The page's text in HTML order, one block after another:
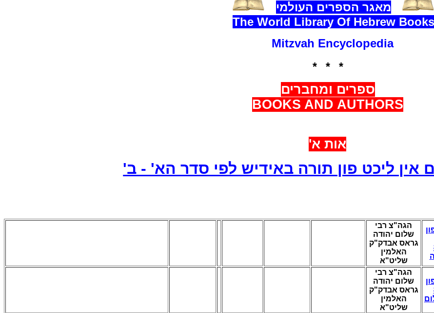
מאגר הספרים העולמי
The World Library Of Hebrew Books
Mitzvah Encyclopedia
* * *
ספרים ומחברים
BOOKS AND AUTHORS
אות א'
אין ליכט פון תורה באידיש לפי סדר הא' - ב'
הגה"צ רבי
שלום יהודה
גראס אבדק"ק
האלמין
שליט"א
הגה"צ רבי
שלום יהודה
גראס אבדק"ק
האלמין
שליט"א